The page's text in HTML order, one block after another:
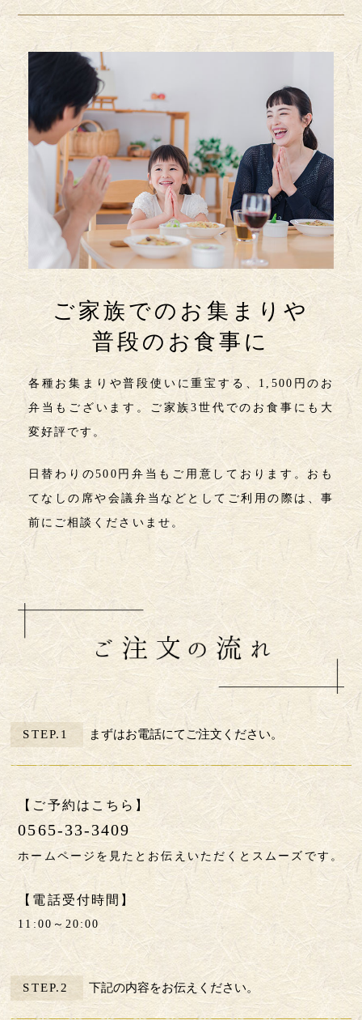
ご家族でのお集まりや
普段のお食事に
各種お集まりや普段使いに重宝する、1,500円のお
弁当もございます。ご家族3世代でのお食事にも大
変好評です。
日替わりの500円弁当もご用意しております。おも
てなしの席や会議弁当などとしてご利用の際は、事
前にご相談くださいませ。
STEP.1 まずはお電話にてご注文ください。
【ご予約はこちら】
0565-33-3409
ホームページを見たとお伝えいただくとスムーズです。
【電話受付時間】
11:00～20:00
STEP.2 下記の内容をお伝えください。